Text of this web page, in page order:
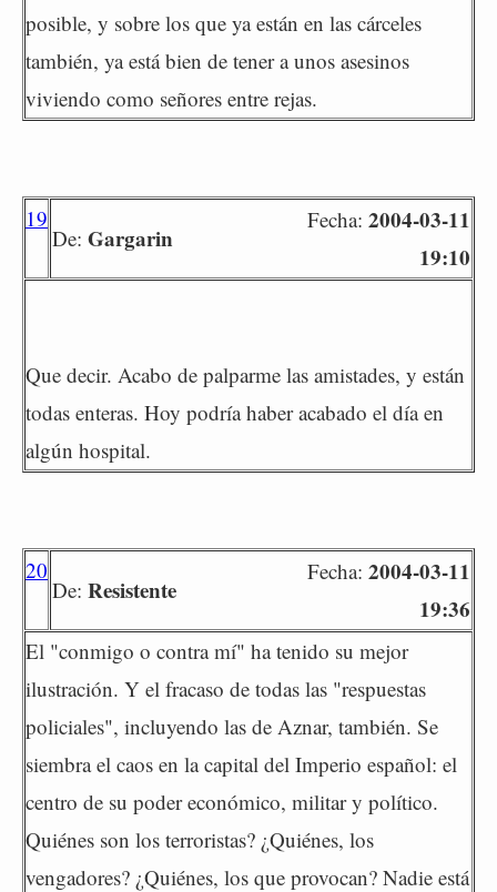
posible, y sobre los que ya están en las cárceles
también, ya está bien de tener a unos asesinos
viviendo como señores entre rejas.
19
De: Gargarin
Fecha: 2004-03-11
19:10
Que decir. Acabo de palparme las amistades, y están
todas enteras. Hoy podría haber acabado el día en
algún hospital.
20
De: Resistente
Fecha: 2004-03-11
19:36
El "conmigo o contra mí" ha tenido su mejor
ilustración. Y el fracaso de todas las "respuestas
policiales", incluyendo las de Aznar, también. Se
siembra el caos en la capital del Imperio español: el
centro de su poder económico, militar y político.
Quiénes son los terroristas? ¿Quiénes, los
vengadores? ¿Quiénes, los que provocan? Nadie está